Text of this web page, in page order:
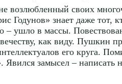
возлюбленный своих
Годунов» знает даже тот,
– ушло в массы.
как виду. Пушкин
его круга.
Явился замысел – написать